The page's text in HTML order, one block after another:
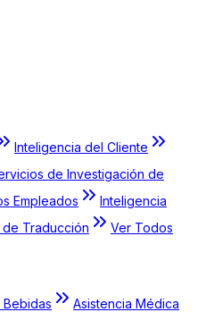
Inteligencia del Cliente
de Investigación de
Empleados
Inteligencia
Traducción
Ver Todos
Bebidas
Asistencia Médica